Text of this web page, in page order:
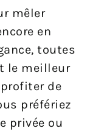
mêler
en
toutes
le meilleur
de
préfériez
privée ou